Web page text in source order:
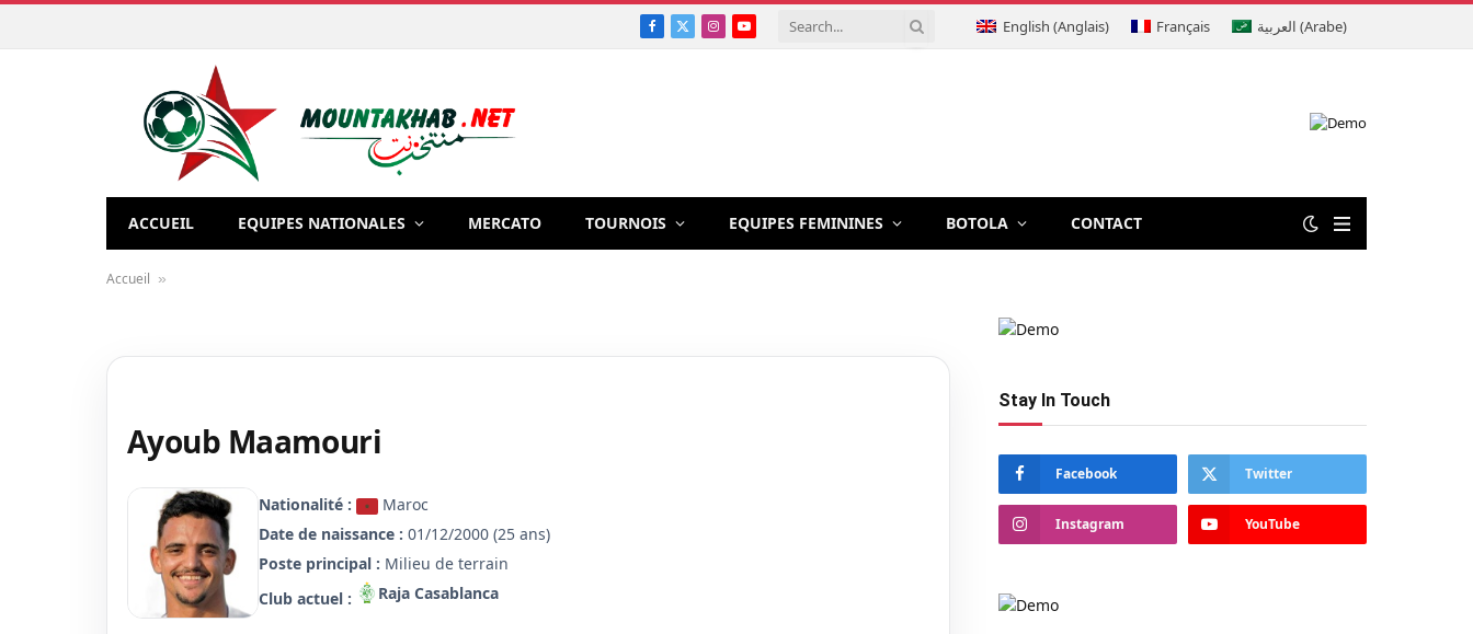
Facebook
X
Instagram
YouTube English (Anglais) Français العربية (Arabe)
ACCUEIL EQUIPES NATIONALES MERCATO TOURNOIS EQUIPES FEMININES BOTOLA CONTACT
Accueil »
Ayoub Maamouri
Nationalité :
Maroc
Date de naissance : 01/12/2000 (25 ans)
Poste principal : Milieu de terrain
Club actuel :
Raja Casablanca
Stay In Touch
Facebook Twitter
Instagram YouTube